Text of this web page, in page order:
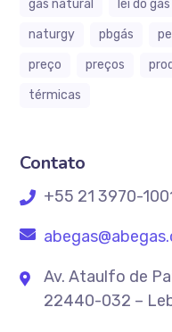
gás natural
lei do gás
naturgy
pbgás
preço
preços
térmicas
Contato
+55 21 3970-
Av. Ataulfo de
22440-032 –